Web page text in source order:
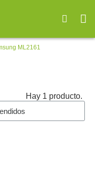
ML2161
Hay 1 producto.